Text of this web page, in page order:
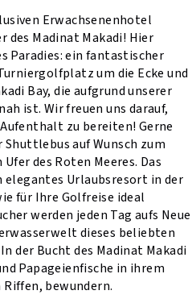
Erwachsenenhotel
des Madinat Makadi! Hier
Paradies: ein fantastischer
um die Ecke und
Bay, die aufgrund unserer
ist. Wir freuen uns darauf,
zu bereiten! Gerne
auf Wunsch zum
des Roten Meeres. Das
elegantes Urlaubsresort in der
für Ihre Golfreise ideal
werden jeden Tag aufs Neue
dieses beliebten
der Bucht des Madinat Makadi
Papageienfische in ihrem
bewundern.